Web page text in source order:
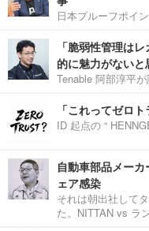
日本プルーフポイ
「脆弱性管理は
的に魅力がないと
Tenable 阿部淳平
「これってゼロ
ID 起点の “
自動車部品メー
ェア感染
それは朝出社して
た。NITTAN vs ラ